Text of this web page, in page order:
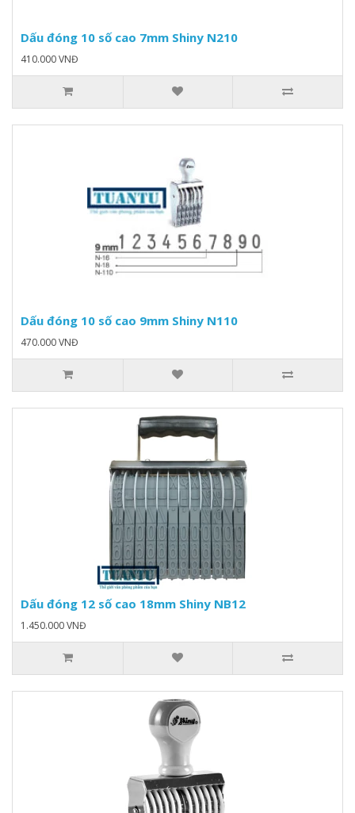
Dấu đóng 10 số cao 7mm Shiny N210
410.000 VNĐ
Dấu đóng 10 số cao 9mm Shiny N110
470.000 VNĐ
Dấu đóng 12 số cao 18mm Shiny NB12
1.450.000 VNĐ